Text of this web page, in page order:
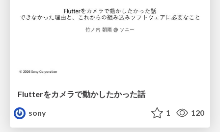
Flutterをカメラで動かしたかった話
sony
1 120